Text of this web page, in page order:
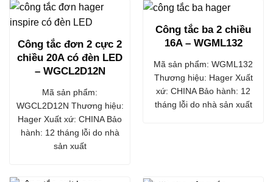
Công tắc đơn 2 cực 2
chiều 20A có đèn LED
– WGCL2D12N
Mã sản phẩm:
WGCL2D12N Thương hiệu:
Hager Xuất xứ: CHINA Bảo
hành: 12 tháng lỗi do nhà
sản xuất
Công tắc ba 2 chiều
16A – WGML132
Mã sản phẩm: WGML132
Thương hiệu: Hager Xuất
xứ: CHINA Bảo hành: 12
tháng lỗi do nhà sản xuất